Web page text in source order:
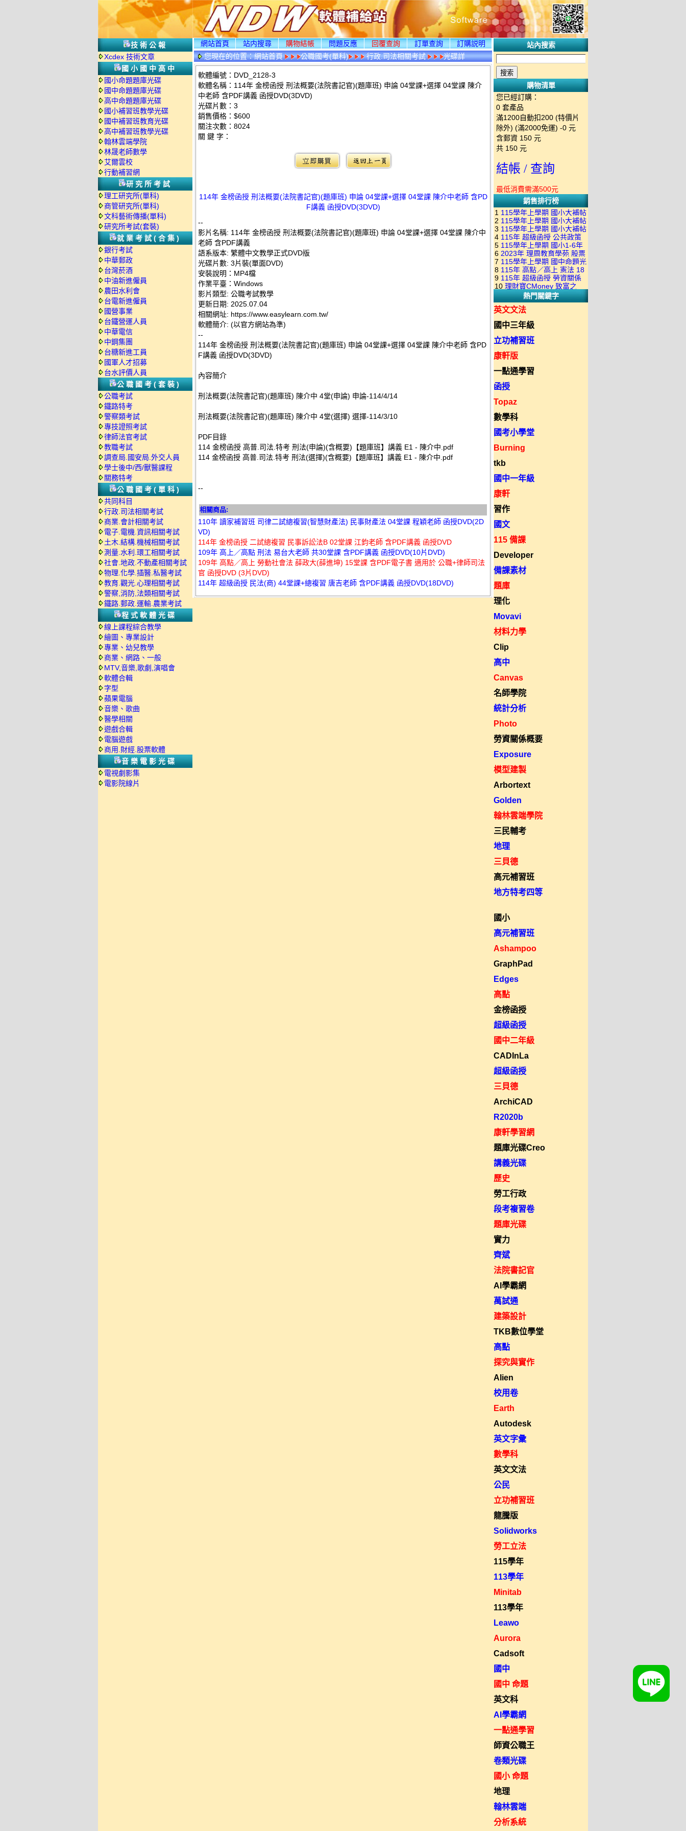
技術公報
Xcdex 技術文章
國小國中高中
國小命題題庫光碟
國中命題題庫光碟
高中命題題庫光碟
國小補習班教學光碟
國中補習班教育光碟
高中補習班教學光碟
翰林雲端學院
林晟老師數學
艾爾雲校
行動補習網
研究所考試
理工研究所(單科)
商管研究所(單科)
文科藝術傳播(單科)
研究所考試(套裝)
就業考試(合集)
銀行考試
中華郵政
台灣菸酒
中油新進僱員
農田水利會
台電新進僱員
國營事業
台鐵營運人員
中華電信
中鋼集團
台糖新進工員
國軍人才招募
台水評價人員
公職國考(套裝)
公職考試
鐵路特考
警察類考試
專技證照考試
律師法官考試
教職考試
調查局.國安局.外交人員
學士後中/西/獸醫課程
關務特考
公職國考(單科)
共同科目
行政.司法相關考試
商業.會計相關考試
電子.電機.資訊相關考試
土木.結構.機械相關考試
測量.水利.環工相關考試
社會.地政.不動產相關考試
物理.化學.插醫.私醫考試
教育.觀光.心理相關考試
警察,消防,法類相關考試
鐵路.郵政.運輸.農業考試
程式軟體光碟
線上課程綜合教學
繪圖、專業設計
專業、幼兒教學
商業、網路、一般
MTV,音樂,歌劇,演唱會
軟體合輯
字型
蘋果電腦
音樂、歌曲
醫學相關
遊戲合輯
電腦遊戲
商用.財經.股票軟體
音樂電影光碟
電視劇影集
電影院線片
網站首頁 站内搜尋 購物結帳 問題反應 回覆查詢 訂單查詢
訂購説明
您現在的位置：網站首頁 公職國考(單科) 行政.司法相關考試
光碟詳
情
軟體編號：DVD_2128-3
軟體名稱：114年 金榜函授 刑法概要(法院書記官)(題庫班) 申論 04堂課+選擇 04堂課 陳介
中老師 含PDF講義 函授DVD(3DVD)
光碟片數：3
銷售價格：$600
關注次數： 8024
關 鍵 字：
114年 金榜函授 刑法概要(法院書記官)(題庫班) 申論 04堂課+選擇 04堂課 陳介中老師 含PD
F講義 函授DVD(3DVD)
--
影片名稱: 114年 金榜函授 刑法概要(法院書記官)(題庫班) 申論 04堂課+選擇 04堂課 陳介中
老師 含PDF講義
語系版本: 繁體中文教學正式DVD版
光碟片數: 3片裝(單面DVD)
安裝說明：MP4檔
作業平臺：Windows
影片類型: 公職考試教學
更新日期: 2025.07.04
相關網址: https://www.easylearn.com.tw/
軟體簡介: (以官方網站為準)
--
114年 金榜函授 刑法概要(法院書記官)(題庫班) 申論 04堂課+選擇 04堂課 陳介中老師 含PD
F講義 函授DVD(3DVD)
內容簡介
刑法概要(法院書記官)(題庫班) 陳介中 4堂(申論) 申論-114/4/14
刑法概要(法院書記官)(題庫班) 陳介中 4堂(選擇) 選擇-114/3/10
PDF目錄
114 金榜函授 高普.司法.特考 刑法(申論)(含概要)【題庫班】講義 E1 - 陳介中.pdf
114 金榜函授 高普.司法.特考 刑法(選擇)(含概要)【題庫班】講義 E1 - 陳介中.pdf
--
相關商品:
110年 讀家補習班 司律二試總複習(智慧財產法) 民事財產法 04堂課 程穎老師 函授DVD(2D
VD)
114年 金榜函授 二試總複習 民事訴訟法B 02堂課 江鈞老師 含PDF講義 函授DVD
109年 高上／高點 刑法 易台大老師 共30堂課 含PDF講義 函授DVD(10片DVD)
109年 高點／高上 勞動社會法 薛政大(薛進坤) 15堂課 含PDF電子書 適用於 公職+律師司法
官 函授DVD (3片DVD)
114年 超級函授 民法(商) 44堂課+總複習 唐吉老師 含PDF講義 函授DVD(18DVD)
站內搜索
購物清單
您已經訂購：
0 套產品
滿1200自動扣200 (特價片
除外) (滿2000免運) -0 元
含郵資 150 元
共 150 元
結帳 / 查詢
最低消費需滿500元
銷售排行榜
1 115學年上學期 國小大補帖
南一版 國語+數學+社會+生活
+自然 1-6年級 教學光碟DVD
版(3DVD)
2 115學年上學期 國小大補帖
康軒版 國語+數學+社會+生活
+自然 1-6年級 教學光碟DVD
版(3DVD)
3 115學年上學期 國小大補帖
翰林版 國語+數學+社會+生活
+自然 1-6年級 教學光碟DVD
版(3DVD)
4 115年 超級函授 公共政策
22堂課+總複習 張楚老師 含
PDF講義 函授DVD(9DVD)
5 115學年上學期 國小1-6年
級 習作解答(含康軒.南一.翰林
全版本.全科目)合輯版 DVD版
6 2023年 理周教育學苑 股票
當沖煉金術 主講：朱家泓 國
語發音 DVD版
7 115學年上學期 國中命題光
碟 翰林版 英文科 1-3年級 題
庫光碟
8 115年 高點／高上 憲法 18
堂課 宗台大老師 含PDF講義
函授DVD(8DVD)【適用於律
師司法考試】
9 115年 超級函授 勞資關係
概要 11堂課+總複習 陸川老
師 含PDF講義 函授
DVD(5DVD)
10 理財寶CMoney 致富之
道：上班族飆股攻略班 主
講：朱家泓+林穎 國語發音
熱門關鍵字
英文文法
國中三年級
立功補習班
康軒版
一點通學習
函授
Topaz
數學科
國考小學堂
Burning
tkb
國中一年級
康軒
習作
國文
115 備課
Developer
備課素材
題庫
理化
Movavi
材料力學
Clip
高中
Canvas
名師學院
統計分析
Photo
勞資關係概要
Exposure
模型建製
Arbortext
Golden
翰林雲端學院
三民輔考
地理
三貝德
高元補習班
地方特考四等
國小
高元補習班
Ashampoo
GraphPad
Edges
高點
金榜函授
超級函授
國中二年級
CADInLa
超級函授
三貝德
ArchiCAD
R2020b
康軒學習網
題庫光碟Creo
講義光碟
歷史
勞工行政
段考複習卷
題庫光碟
實力
齊斌
法院書記官
AI學霸網
萬試通
建築設計
TKB數位學堂
高點
探究與實作
Alien
校用卷
Earth
Autodesk
英文字彙
數學科
英文文法
公民
立功補習班
龍騰版
Solidworks
勞工立法
115學年
113學年
Minitab
113學年
Leawo
Aurora
Cadsoft
國中
國中 命題
英文科
AI學霸網
一點通學習
師資公職王
卷類光碟
國小 命題
地理
翰林雲端
分析系統